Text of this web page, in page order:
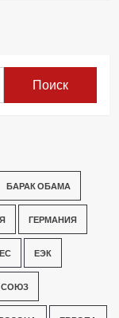
БАРАК ОБАМА
ГЕРМАНИЯ
ЕС ЕЭК
СОЮЗ